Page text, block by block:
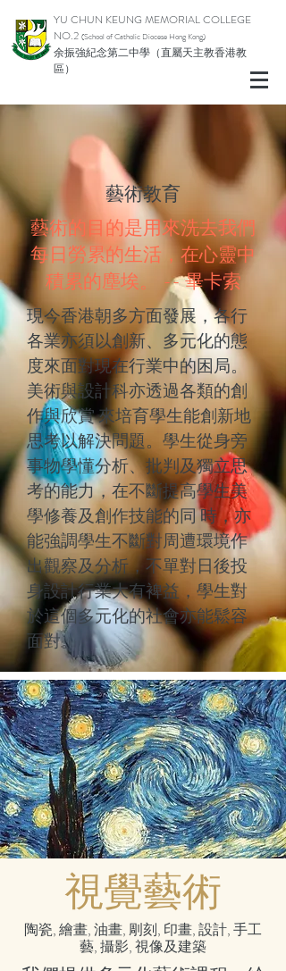
YU CHUN KEUNG MEMORIAL COLLEGE
NO.2 (School of Catholic Diocese Hong Kong)
余振強紀念第二中學（直屬天主教香港教
區）
​藝術教育
藝術的目的是用來洗去我們
每日勞累的生活，在心靈中
積累的塵埃。 -- 畢卡索
現今香港朝多方面發展，各行
各業亦須以創新、多元化的態
度來面對現在行業中的困局。
美術與設計科亦透過各類的創
作與欣賞 來培育學生能創新地
思考以解決問題。學生從身旁
事物學懂分析、批判及獨立思
考的能力，在不斷提高學生美
學修養及創作技能的同 時，亦
能強調學生不斷對周遭環境作
出觀察及分析，不單對日後投
身設計行業大有裨益，學生對
於這個多元化的社會亦能鬆容
面對。
視覺藝術
陶瓷, 繪畫, 油畫, 㓮刻, 印畫, 設計, 手工
藝, 攝影, 視像及建築